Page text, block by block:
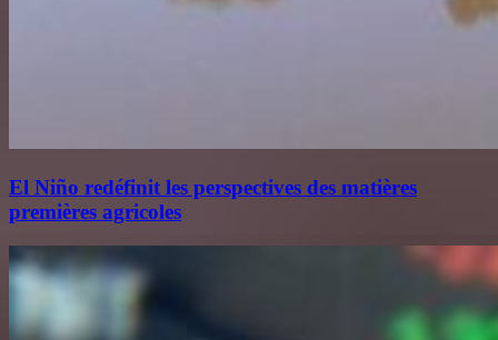
El Niño redéfinit les perspectives des matières
premières agricoles